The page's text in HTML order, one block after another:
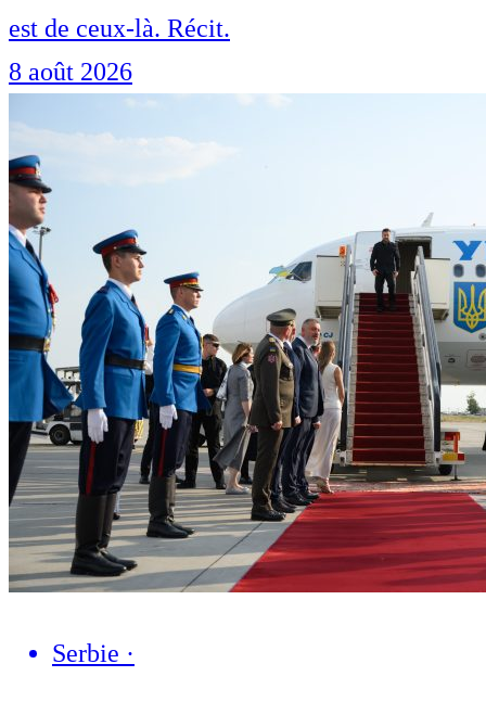
est de ceux-là. Récit.
8 août 2026
Serbie ·